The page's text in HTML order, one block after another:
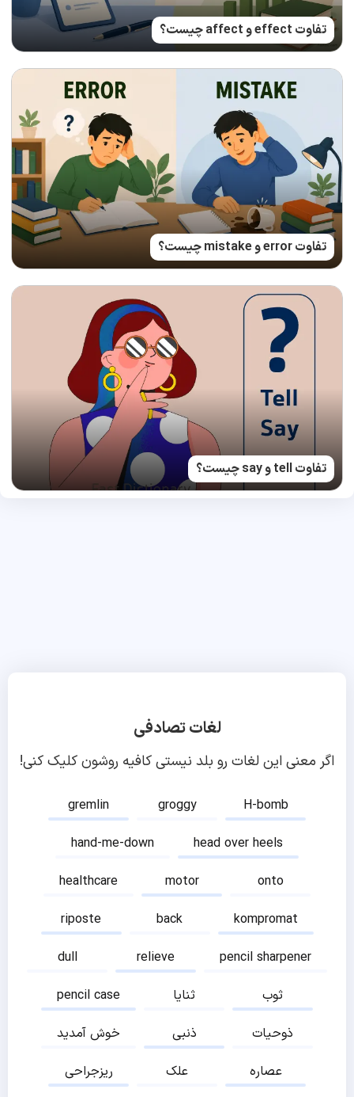
تفاوت effect و affect چیست؟
تفاوت error و mistake چیست؟
تفاوت tell و say چیست؟
لغات تصادفی
اگر معنی این لغات رو بلد نیستی کافیه روشون کلیک کنی!
gremlin groggy
H-bomb
hand-me-down
head over heels
healthcare
motor
onto
riposte
back
kompromat
dull
relieve
pencil sharpener
pencil case
ثنایا
ثوب
خوش آمدید
ذنبی
ذوحیات
ریزجراحی
علک
عصاره